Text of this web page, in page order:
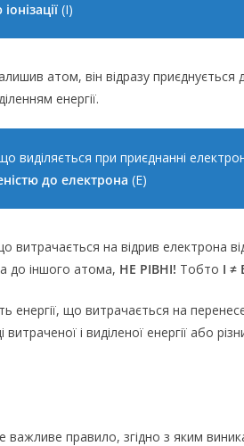
(I)
атом, він відразу
енергії.
виділяється при приєднанні
до електрона (E)
витрачається на відрив електрона
до іншого атома, НЕ РІВНІ! Тобто I ≠
енергії, що витрачається на
і виділеної енергії або
правило, згідно з яким